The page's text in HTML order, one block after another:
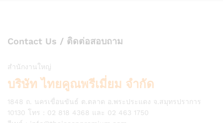
Contact Us / ติดต่อสอบถาม
สำนักงานใหญ่
บริษัท ไทยคูณพรีเมี่ยม จำกัด
1848 ถ. นครเขื่อนขันธ์ ต.ตลาด อ.พระประแดง จ.สมุทรปราการ
10130 โทร : 02 818 4368 และ 02 463 1750